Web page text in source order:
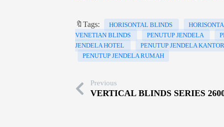
🔖Tags: HORISONTAL BLINDS
VENETIAN BLINDS
PENUTUP JENDELA
JENDELA HOTEL
PENUTUP JENDELA KANTOR
PENUTUP JENDELA RUMAH
Previous
VERTICAL BLINDS SERIES